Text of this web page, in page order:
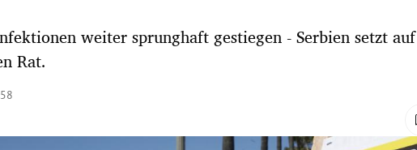
weiter sprunghaft gestiegen - Serbien setzt auf
Rat.